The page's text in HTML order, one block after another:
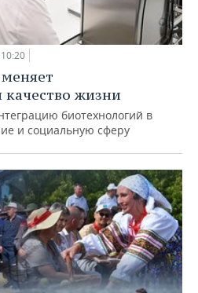
жизни
биотехнологий в
и социальную сферу